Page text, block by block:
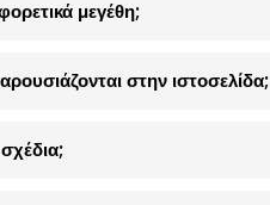
μεγέθη;
στην ιστοσελίδα;